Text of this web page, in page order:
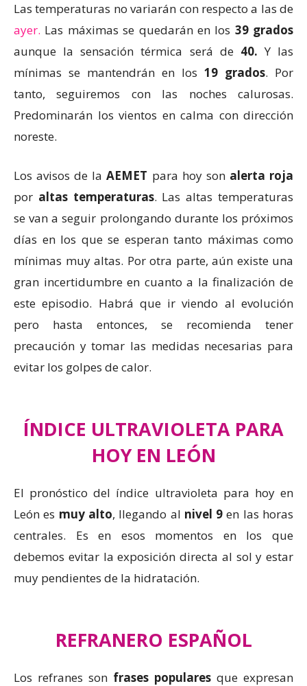
Las temperaturas no variarán con respecto a las de
ayer. Las máximas se quedarán en los 39 grados
aunque la sensación térmica será de 40. Y las
mínimas se mantendrán en los 19 grados. Por
tanto, seguiremos con las noches calurosas.
Predominarán los vientos en calma con dirección
noreste.
Los avisos de laAEMET para hoy son alerta roja
por altas temperaturas. Las altas temperaturas
se van a seguir prolongando durante los próximos
días en los que se esperan tanto máximas como
mínimas muy altas. Por otra parte, aún existe una
gran incertidumbre en cuanto a la finalización de
este episodio. Habrá que ir viendo al evolución
pero hasta entonces, se recomienda tener
precaución y tomar las medidas necesarias para
evitar los golpes de calor.
ÍNDICE ULTRAVIOLETA PARA
HOY EN LEÓN
El pronóstico del índice ultravioleta para hoy en
León es muy alto, llegando al nivel 9 en las horas
centrales. Es en esos momentos en los que
debemos evitar la exposición directa al sol y estar
muy pendientes de la hidratación.
REFRANERO ESPAÑOL
Los refranes son frases populares que expresan